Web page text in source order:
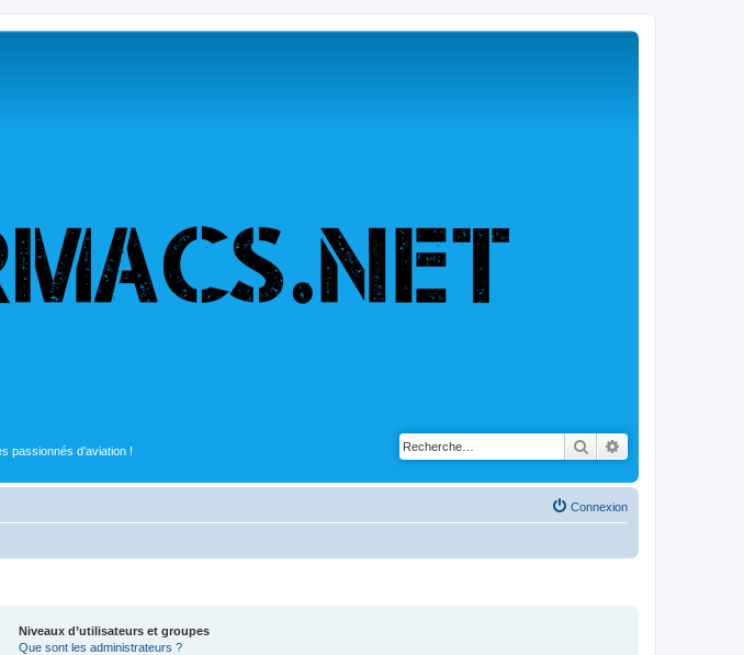
passionnés d'aviation ! Rechercher
Connexion
Niveaux d’utilisateurs et groupes
Que sont les administrateurs ?